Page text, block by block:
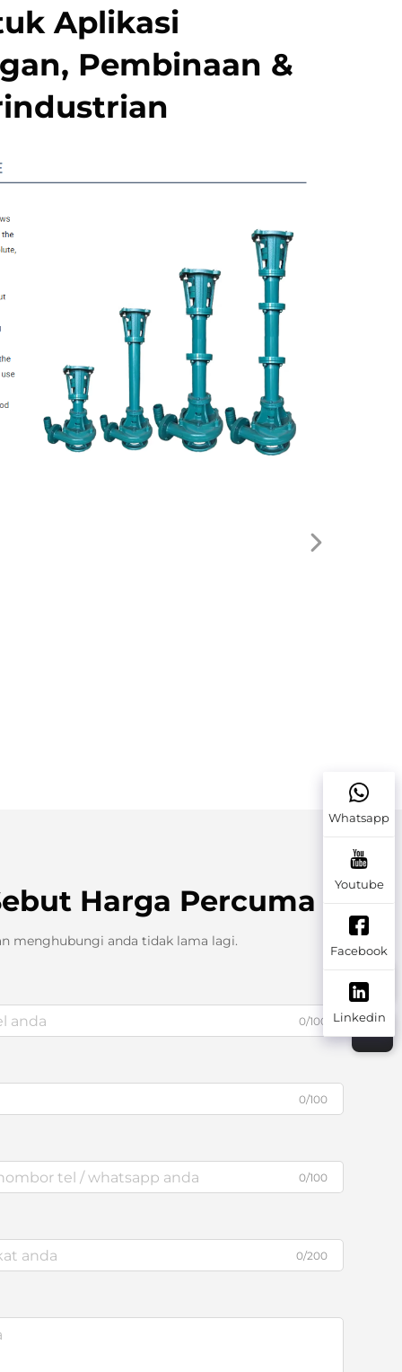
Aplikasi
Pembinaan &
Harga Percuma
menghubungi anda tidak lama lagi.
0/100
0/100
0/100
0/200
Whatsapp
Youtube
Facebook
Linkedin